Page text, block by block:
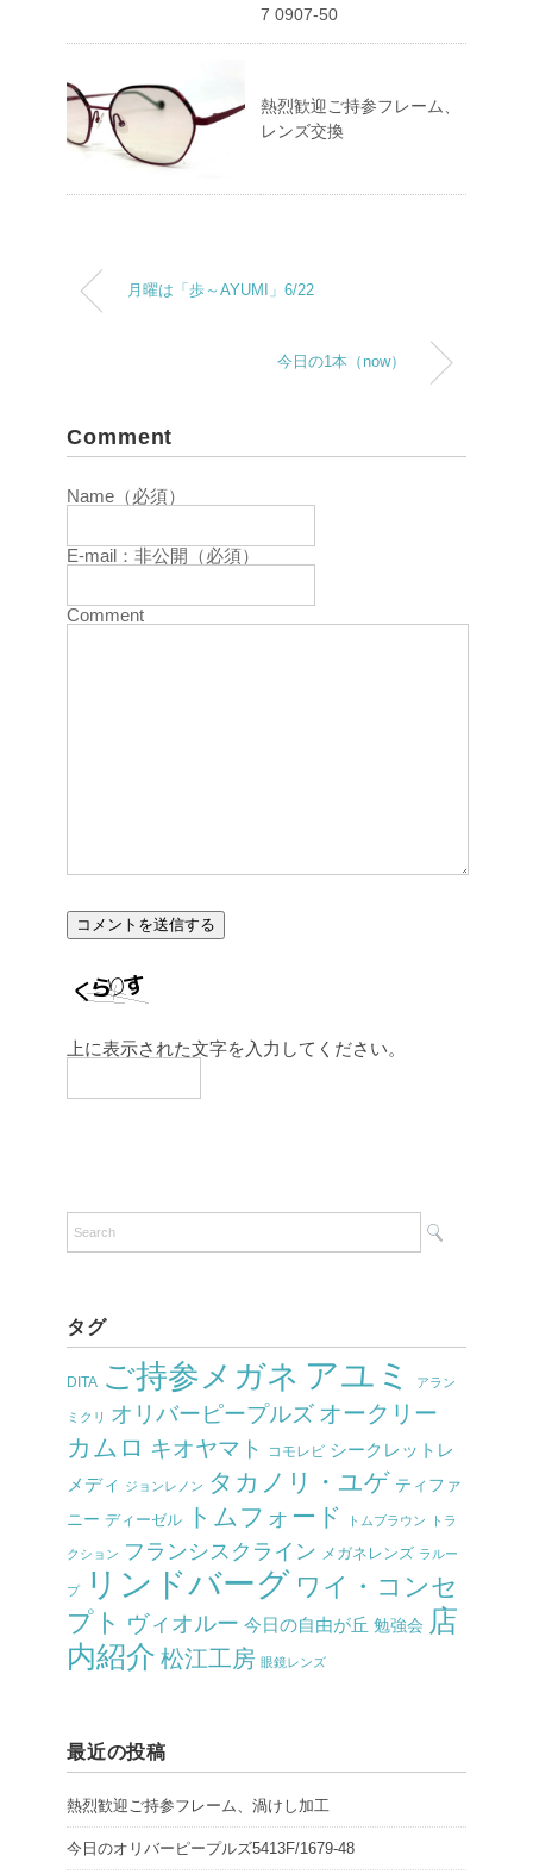
7 0907-50
熱烈歓迎ご持参フレーム、
レンズ交換
月曜は「歩～AYUMI」6/22
今日の1本（now）
Comment
Name（必須）
E-mail：非公開（必須）
Comment
上に表示された文字を入力してください。
タグ
DITA ご持参メガネ アユミ アラン
ミクリ オリバーピープルズ オークリー
カムロ キオヤマト コモレビ シークレットレ
メディ
ジョンレノン タカノリ・ユゲ ティファ
ニー ディーゼル トムフォード トムブラウン トラ
クション フランシスクライン メガネレンズ ラルー
プ リンドバーグ ワイ・コンセ
プト ヴィオルー 今日の自由が丘 勉強会 店
内紹介 松江工房 眼鏡レンズ
最近の投稿
熱烈歓迎ご持参フレーム、渦けし加工
今日のオリバーピープルズ5413F/1679-48